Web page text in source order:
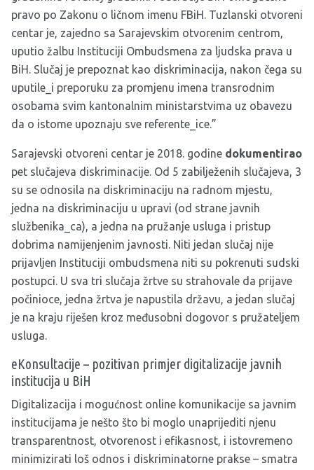
pravo po Zakonu o ličnom imenu FBiH. Tuzlanski otvoreni
centar je, zajedno sa Sarajevskim otvorenim centrom,
uputio žalbu Instituciji Ombudsmena za ljudska prava u
BiH. Slučaj je prepoznat kao diskriminacija, nakon čega su
uputile_i preporuku za promjenu imena transrodnim
osobama svim kantonalnim ministarstvima uz obavezu
da o istome upoznaju sve referente_ice.”
Sarajevski otvoreni centar je 2018. godine dokumentirao
pet slučajeva diskriminacije. Od 5 zabilježenih slučajeva, 3
su se odnosila na diskriminaciju na radnom mjestu,
jedna na diskriminaciju u upravi (od strane javnih
službenika_ca), a jedna na pružanje usluga i pristup
dobrima namijenjenim javnosti. Niti jedan slučaj nije
prijavljen Instituciji ombudsmena niti su pokrenuti sudski
postupci. U sva tri slučaja žrtve su strahovale da prijave
počinioce, jedna žrtva je napustila državu, a jedan slučaj
je na kraju riješen kroz međusobni dogovor s pružateljem
usluga.
eKonsultacije – pozitivan primjer digitalizacije javnih
institucija u BiH
Digitalizacija i mogućnost online komunikacije sa javnim
institucijama je nešto što bi moglo unaprijediti njenu
transparentnost, otvorenost i efikasnost, i istovremeno
minimizirati loš odnos i diskriminatorne prakse – smatra